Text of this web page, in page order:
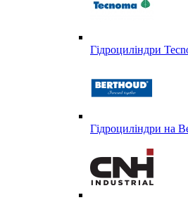
Гідроциліндри
Гідроциліндри на